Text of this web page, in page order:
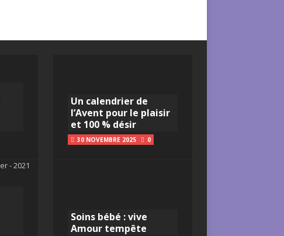
Un calendrier de
l’Avent pour le plaisir
et 100 % désir
30 NOVEMBRE 2025 0
Soins bébé : vive
Amour tempête